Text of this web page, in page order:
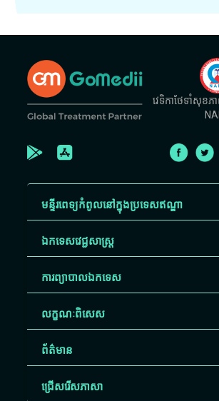
វេទិកាថែទាំសុខភ
មន្ទីរពេទ្យកំពូលនៅក្នុងប្រទេសឥណ្ឌា
ឯកទេសវេជ្ជសាស្ត្រ
ការព្យាបាលឯកទេស
លក្ខណៈពិសេស
ព័ត៌មាន
ជ្រើសរើស​ភាសា